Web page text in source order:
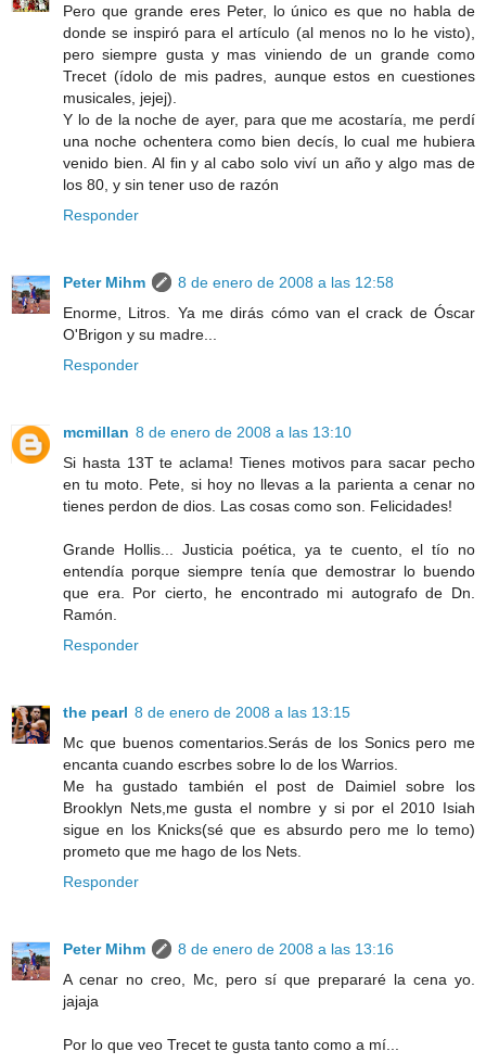
Pero que grande eres Peter, lo único es que no habla de
donde se inspiró para el artículo (al menos no lo he visto),
pero siempre gusta y mas viniendo de un grande como
Trecet (ídolo de mis padres, aunque estos en cuestiones
musicales, jejej).
Y lo de la noche de ayer, para que me acostaría, me perdí
una noche ochentera como bien decís, lo cual me hubiera
venido bien. Al fin y al cabo solo viví un año y algo mas de
los 80, y sin tener uso de razón
Responder
Peter Mihm
8 de enero de 2008 a las 12:58
Enorme, Litros. Ya me dirás cómo van el crack de Óscar
O'Brigon y su madre...
Responder
mcmillan 8 de enero de 2008 a las 13:10
Si hasta 13T te aclama! Tienes motivos para sacar pecho
en tu moto. Pete, si hoy no llevas a la parienta a cenar no
tienes perdon de dios. Las cosas como son. Felicidades!
Grande Hollis... Justicia poética, ya te cuento, el tío no
entendía porque siempre tenía que demostrar lo buendo
que era. Por cierto, he encontrado mi autografo de Dn.
Ramón.
Responder
the pearl 8 de enero de 2008 a las 13:15
Mc que buenos comentarios.Serás de los Sonics pero me
encanta cuando escrbes sobre lo de los Warrios.
Me ha gustado también el post de Daimiel sobre los
Brooklyn Nets,me gusta el nombre y si por el 2010 Isiah
sigue en los Knicks(sé que es absurdo pero me lo temo)
prometo que me hago de los Nets.
Responder
Peter Mihm
8 de enero de 2008 a las 13:16
A cenar no creo, Mc, pero sí que prepararé la cena yo.
jajaja
Por lo que veo Trecet te gusta tanto como a mí...